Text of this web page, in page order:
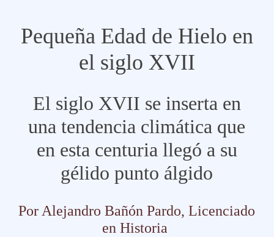
Pequeña Edad de Hielo en
el siglo XVII
El siglo XVII se inserta en
una tendencia climática que
en esta centuria llegó a su
gélido punto álgido
Por Alejandro Bañón Pardo, Licenciado
en Historia